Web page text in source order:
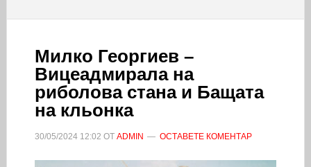
Милко Георгиев –
Вицеадмирала на
риболова стана и Бащата
на кльонка
30/05/2024 12:02 ОТ ADMIN ОСТАВЕТЕ КОМЕНТАР